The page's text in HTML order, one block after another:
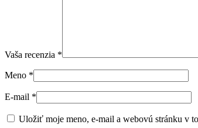
Vaša recenzia *
Meno *
E-mail *
Uložiť moje meno, e-mail a webovú stránku v